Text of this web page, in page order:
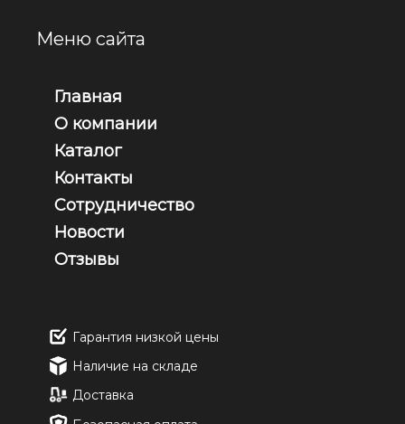
Меню сайта
Главная
О компании
Каталог
Контакты
Сотрудничество
Новости
Отзывы
Гарантия низкой цены
Наличие на складе
Доставка